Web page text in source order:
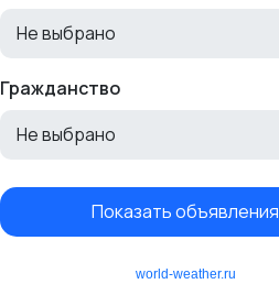
Не выбрано
Гражданство
Не выбрано
Показать объявления
world-weather.ru